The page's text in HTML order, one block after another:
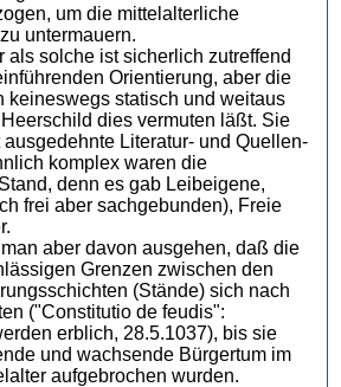
um die mittelalterliche
zu untermauern.
als solche ist sicherlich zutreffend
Orientierung, aber die
keineswegs statisch und weitaus
dies vermuten läßt. Sie
Literatur- und Quellen-
komplex waren die
denn es gab Leibeigene,
frei aber sachgebunden), Freie
aber davon ausgehen, daß die
Grenzen zwischen den
(Stände) sich nach
("Constitutio de feudis":
erblich, 28.5.1037), bis sie
und wachsende Bürgertum im
aufgebrochen wurden.